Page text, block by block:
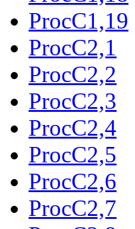
ProcC1,19
ProcC2,1
ProcC2,2
ProcC2,3
ProcC2,4
ProcC2,5
ProcC2,6
ProcC2,7